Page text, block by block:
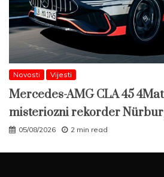
Novosti Vijesti
Mercedes-AMG CLA 45
misteriozni rekorder
05/08/2026 2 min read